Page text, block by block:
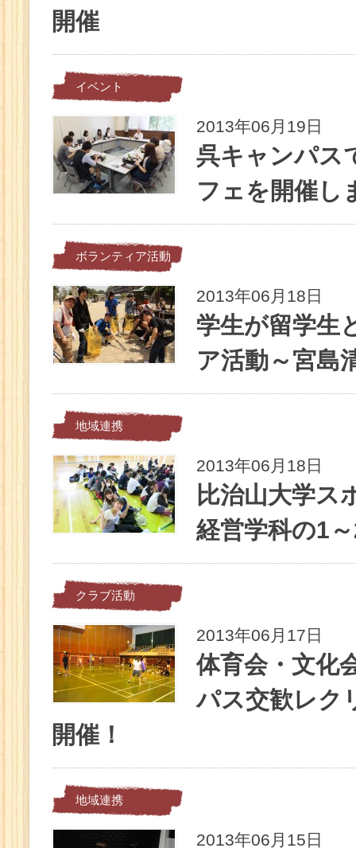
開催
イベント
2013年06月19日
呉キャンパス
フェを開催し
ボランティア活動
2013年06月18日
学生が留学生
ア活動～宮島
地域連携
2013年06月18日
比治山大学ス
経営学科の1
クラブ活動
2013年06月17日
体育会・文化
パス交歓レク
開催！
地域連携
2013年06月15日